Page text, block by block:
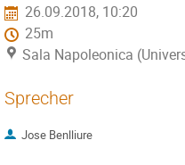
26.09.2018, 10:20
25m
Sala Napoleonica
Sprecher
Jose Benlliure